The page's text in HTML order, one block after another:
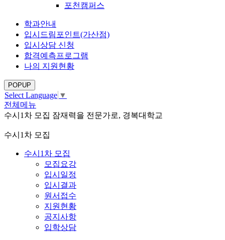
포천캠퍼스
학과안내
입시드림포인트(가산점)
입시상담 신청
합격예측프로그램
나의 지원현황
POPUP
Select Language ▼
전체메뉴
수시1차 모집 잠재력을 전문가로, 경복대학교
수시1차 모집
수시1차 모집
모집요강
입시일정
입시결과
원서접수
지원현황
공지사항
입학상담